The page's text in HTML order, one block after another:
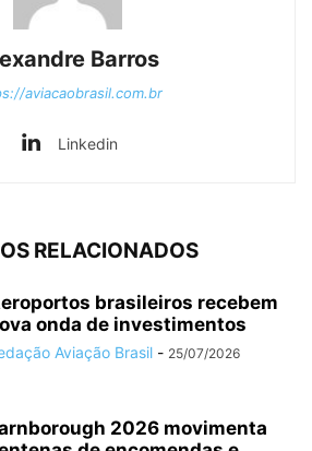
Barros
aviacaobrasil.com.br
Linkedin
RELACIONADOS
brasileiros recebem
onda de investimentos
Aviação Brasil - 25/07/2026
2026 movimenta